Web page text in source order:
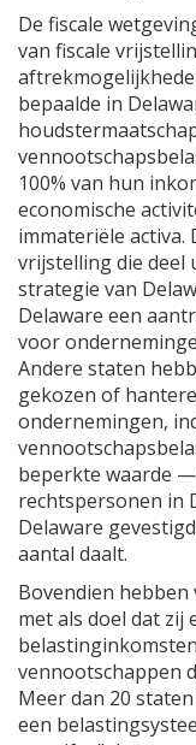
De fiscale
van fiscale
bepaalde in
100% van hun
economische
immateriële activa.
vrijstelling die deel
strategie van
Delaware een
voor
Andere staten
gekozen of
ondernemingen,
beperkte waarde
rechtspersonen in
Delaware
aantal daalt.
Bovendien
met als doel dat zij
vennootschappen
Meer dan 20
een